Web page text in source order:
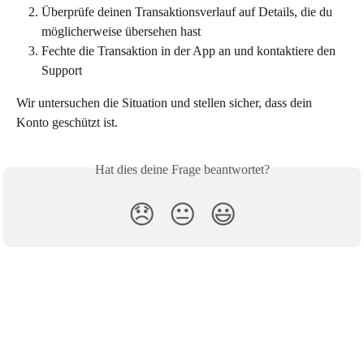
Überprüfe deinen Transaktionsverlauf auf Details, die du
möglicherweise übersehen hast
Fechte die Transaktion in der App an und kontaktiere den
Support
Wir untersuchen die Situation und stellen sicher, dass dein
Konto geschützt ist.
Hat dies deine Frage beantwortet?
😞 😐 😃